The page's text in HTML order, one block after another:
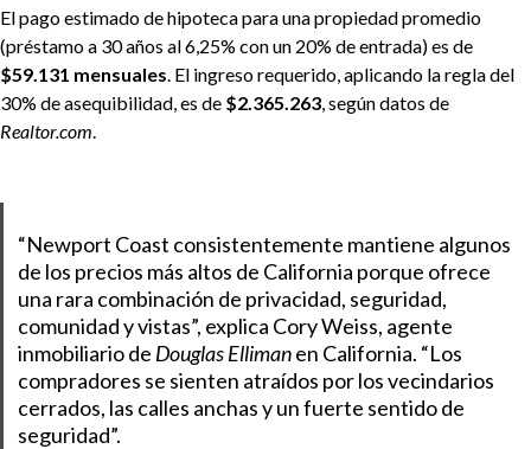
El pago estimado de hipoteca para una propiedad promedio
(préstamo a 30 años al 6,25% con un 20% de entrada) es de
$59.131 mensuales. El ingreso requerido, aplicando la regla del
30% de asequibilidad, es de $2.365.263, según datos de
Realtor.com.
“Newport Coast consistentemente mantiene algunos
de los precios más altos de California porque ofrece
una rara combinación de privacidad, seguridad,
comunidad y vistas”, explica Cory Weiss, agente
inmobiliario de Douglas Ellimanen California. “Los
compradores se sienten atraídos por los vecindarios
cerrados, las calles anchas y un fuerte sentido de
seguridad”.